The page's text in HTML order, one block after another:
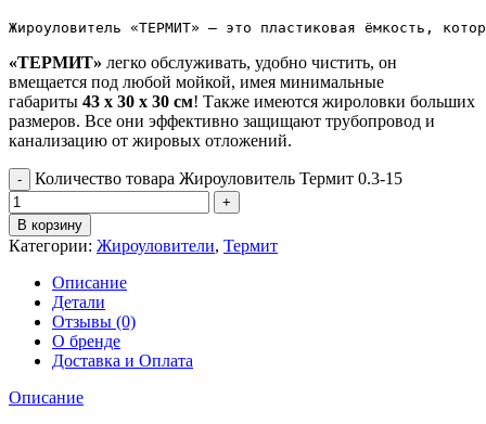
Жироуловитель «ТЕРМИТ» — это пластиковая ёмкость,
«ТЕРМИТ» легко обслуживать, удобно чистить, он
вмещается под любой мойкой, имея минимальные
габариты 43 х 30 х 30 см! Также имеются жироловки больших
размеров. Все они эффективно защищают трубопровод и
канализацию от жировых отложений.
Количество товара Жироуловитель Термит 0.3-15
В корзину
Категории: Жироуловители, Термит
Описание
Детали
Отзывы (0)
О бренде
Доставка и Оплата
Описание